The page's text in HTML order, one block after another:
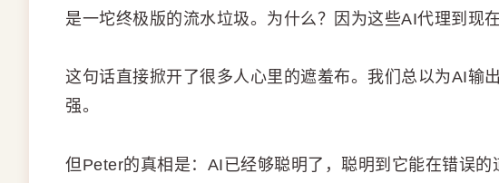
是一坨终极版的流水垃圾。为什么？因为这些AI代理到现
这句话直接掀开了很多人心里的遮羞布。我们总以为AI输
强。
但Peter的真相是：AI已经够聪明了，聪明到它能在错误